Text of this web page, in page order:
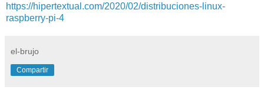
https://hipertextual.com/2020/02/distribuciones-linux-
raspberry-pi-4
el-brujo
Compartir